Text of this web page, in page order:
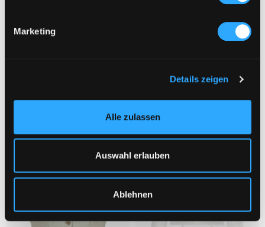
Marketing
Details zeigen
Alle zulassen
Auswahl erlauben
Ablehnen